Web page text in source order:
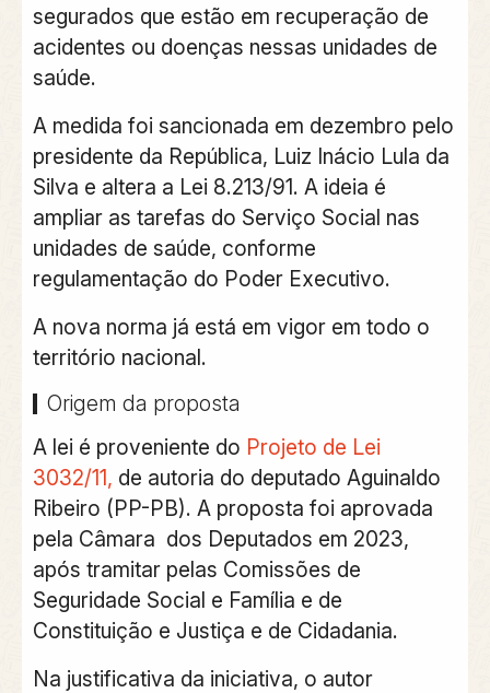
segurados que estão em recuperação de
acidentes ou doenças nessas unidades de
saúde.
A medida foi sancionada em dezembro pelo
presidente da República, Luiz Inácio Lula da
Silva e altera a Lei 8.213/91. A ideia é
ampliar as tarefas do Serviço Social nas
unidades de saúde, conforme
regulamentação do Poder Executivo.
A nova norma já está em vigor em todo o
território nacional.
Origem da proposta
A lei é proveniente do Projeto de Lei
3032/11, de autoria do deputado Aguinaldo
Ribeiro (PP-PB). A proposta foi aprovada
pela Câmara dos Deputados em 2023,
após tramitar pelas Comissões de
Seguridade Social e Família e de
Constituição e Justiça e de Cidadania.
Na justificativa da iniciativa, o autor